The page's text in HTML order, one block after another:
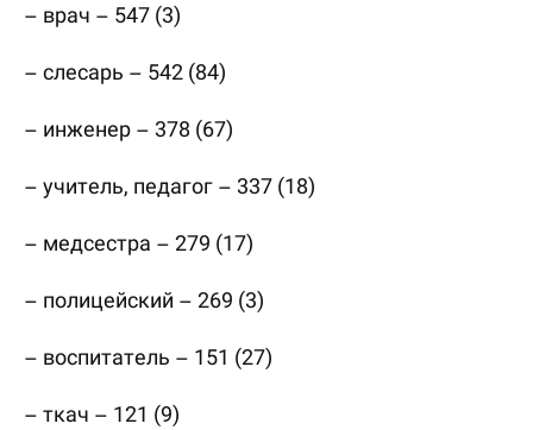
– врач – 547 (3)
– слесарь – 542 (84)
– инженер – 378 (67)
– учитель, педагог – 337 (18)
– медсестра – 279 (17)
– полицейский – 269 (3)
– воспитатель – 151 (27)
– ткач – 121 (9)